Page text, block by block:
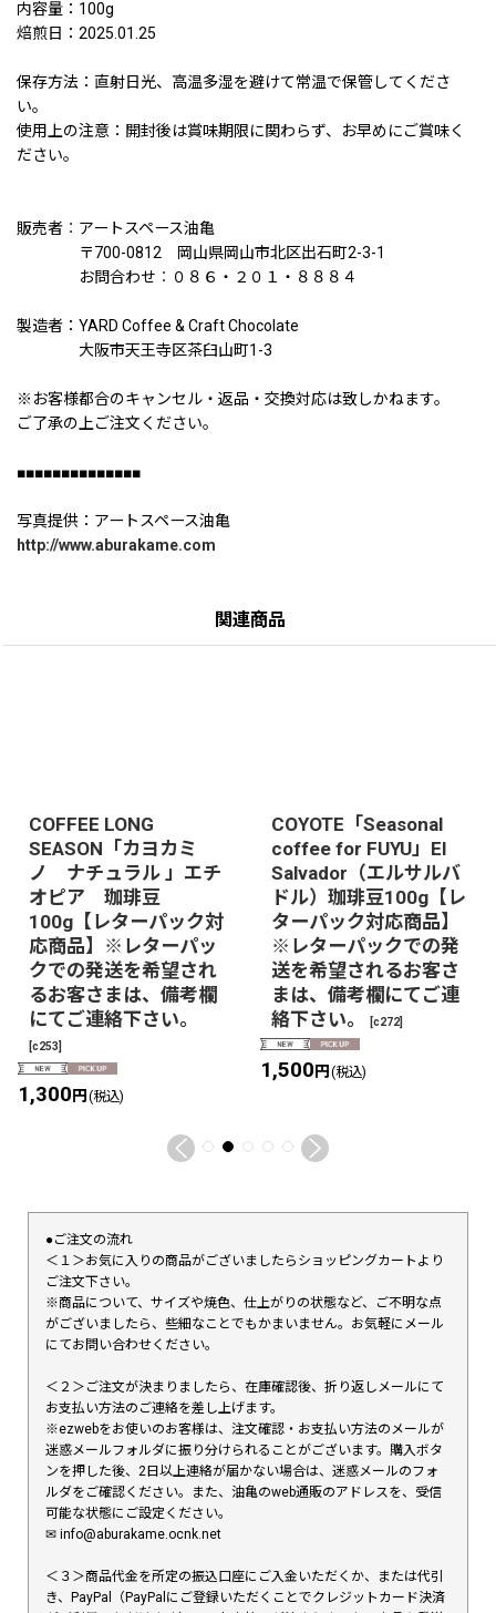
内容量：100g
焙煎日：2025.01.25
保存方法：直射日光、高温多湿を避けて常温で保管してくださ
い。
使用上の注意：開封後は賞味期限に関わらず、お早めにご賞味く
ださい。
販売者︰アートスペース油亀
〒700-0812 岡山県岡山市北区出石町2-3-1
お問合わせ︰０８６・２０１・８８８４
製造者：YARD Coffee & Craft Chocolate
大阪市天王寺区茶臼山町1-3
※お客様都合のキャンセル・返品・交換対応は致しかねます。
ご了承の上ご注文ください。
■■■■■■■■■■■■■■
写真提供：アートスペース油亀
http://www.aburakame.com
関連商品
COFFEE LONG
SEASON「カヨカミ
ノ ナチュラル 」エチ
オピア 珈琲豆
100g【レターパック対
応商品】※レターパッ
クでの発送を希望され
るお客さまは、備考欄
にてご連絡下さい。
[c253]
1,300円 (税込)
COYOTE「Seasonal
coffee for FUYU」El
Salvador（エルサルバ
ドル）珈琲豆100g【レ
ターパック対応商品】
※レターパックでの発
送を希望されるお客さ
まは、備考欄にてご連
絡下さい。
[c272]
1,500円 (税込)
●ご注文の流れ
＜１＞お気に入りの商品がございましたらショッピングカートより
ご注文下さい。
※商品について、サイズや焼色、仕上がりの状態など、ご不明な点
がございましたら、些細なことでもかまいません。お気軽にメール
にてお問い合わせください。
＜２＞ご注文が決まりましたら、在庫確認後、折り返しメールにて
お支払い方法のご連絡を差し上げます。
※ezwebをお使いのお客様は、注文確認・お支払い方法のメールが
迷惑メールフォルダに振り分けられることがございます。購入ボタ
ンを押した後、2日以上連絡が届かない場合は、迷惑メールのフォ
ルダをご確認ください。また、油亀のweb通販のアドレスを、受信
可能な状態にご設定ください。
✉︎ info@aburakame.ocnk.net
＜３＞商品代金を所定の振込口座にご入金いただくか、または代引
き、PayPal（PayPalにご登録いただくことでクレジットカード決済